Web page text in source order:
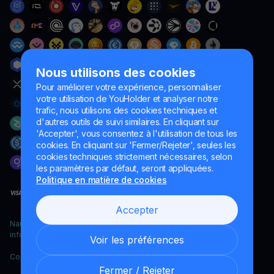
Nous utilisons des cookies
Pour améliorer votre expérience, personnaliser
votre utilisation de YouHolder et analyser notre
trafic, nous utilisons des cookies techniques et
d'autres outils de suivi similaires. En cliquant sur
'Accepter', vous consentez à l'utilisation de tous les
cookies. En cliquant sur 'Fermer/Rejeter', seules les
cookies techniques strictement nécessaires, selon
les paramètres par défaut, seront appliquées.
Politique en matière de cookies
Accepter
Voir les préférences
Fermer / Rejeter
Naumard LTD. – uniquement à des fins de développement
informatique, de recherche et de marketing
Copyright YouHodler, 2026.